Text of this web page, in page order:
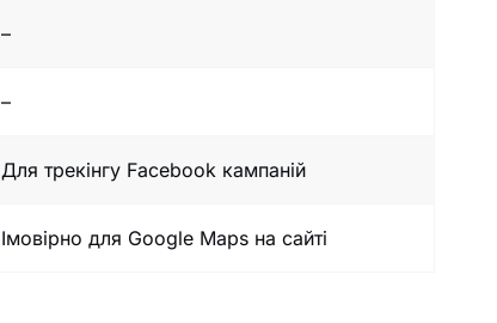
–
–
Для трекінгу Facebook кампаній
Імовірно для Google Maps на сайті